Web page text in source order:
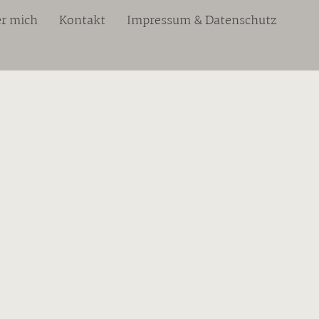
mich Kontakt Impressum & Datenschutz